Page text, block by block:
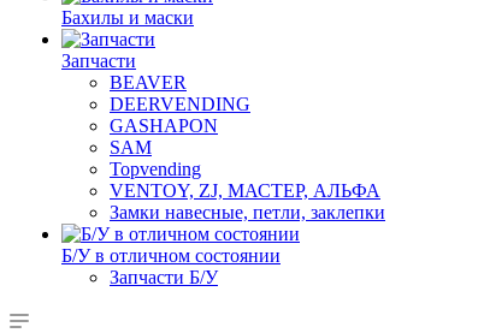
Бахилы и маски
Запчасти
BEAVER
DEERVENDING
GASHAPON
SAM
Topvending
VENTOY, ZJ, МАСТЕР, АЛЬФА
Замки навесные, петли, заклепки
Б/У в отличном состоянии
Запчасти Б/У